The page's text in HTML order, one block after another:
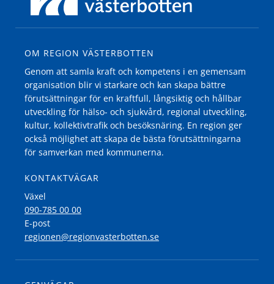
OM REGION VÄSTERBOTTEN
Genom att samla kraft och kompetens i en gemensam
organisation blir vi starkare och kan skapa bättre
förutsättningar för en kraftfull, långsiktig och hållbar
utveckling för hälso- och sjukvård, regional utveckling,
kultur, kollektivtrafik och besöksnäring. En region ger
också möjlighet att skapa de bästa förutsättningarna
för samverkan med kommunerna.
KONTAKTVÄGAR
Växel
090-785 00 00
E-post
regionen@regionvasterbotten.se